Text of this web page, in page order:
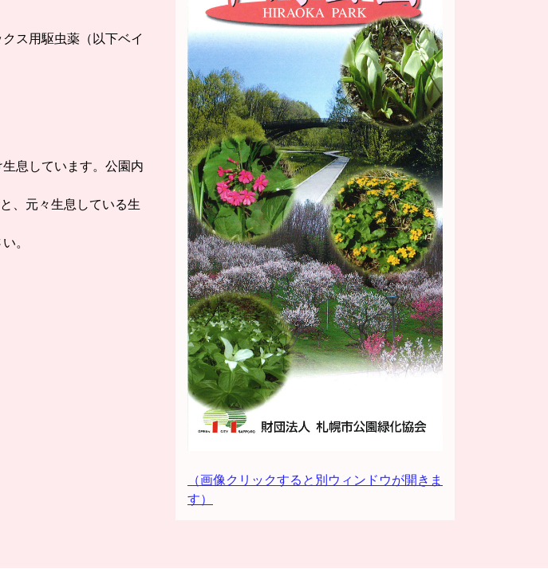
ス用駆虫薬（以下ベイ
息しています。公園内
、元々生息している生
。
（画像クリックすると別ウィンドウが開きま
す）